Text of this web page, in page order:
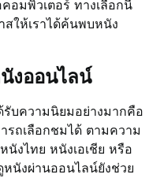
มพิวเตอร์ ทางเลือกนี้
สให้เราได้ค้นพบหนัง
งออนไลน์
บความนิยมอย่างมากคือ
ถเลือกชมได้ ตามความ
นังไทย หนังเอเชีย หรือ
นังผ่านออนไลน์ยังช่วย